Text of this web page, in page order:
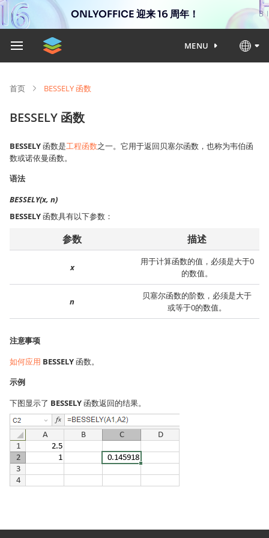
ONLYOFFICE 迎来 16 周年！
MENU
首页 BESSELY 函数
BESSELY 函数
BESSELY函数是工程函数之一。它用于返回贝塞尔函数，也称为韦伯函
数或诺依曼函数。
语法
BESSELY(x, n)
BESSELY函数具有以下参数：
参数 描述
x
用于计算函数的值，必须是大于0
的数值。
n
贝塞尔函数的阶数，必须是大于
或等于0的数值。
注意事项
如何应用 BESSELY函数。
示例
下图显示了 BESSELY函数返回的结果。